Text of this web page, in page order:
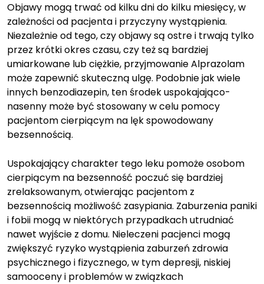
Objawy mogą trwać od kilku dni do kilku miesięcy, w
zależności od pacjenta i przyczyny wystąpienia.
Niezależnie od tego, czy objawy są ostre i trwają tylko
przez krótki okres czasu, czy też są bardziej
umiarkowane lub ciężkie, przyjmowanie Alprazolam
może zapewnić skuteczną ulgę. Podobnie jak wiele
innych benzodiazepin, ten środek uspokajająco-
nasenny może być stosowany w celu pomocy
pacjentom cierpiącym na lęk spowodowany
bezsennością.
Uspokajający charakter tego leku pomoże osobom
cierpiącym na bezsenność poczuć się bardziej
zrelaksowanym, otwierając pacjentom z
bezsennością możliwość zasypiania. Zaburzenia paniki
i fobii mogą w niektórych przypadkach utrudniać
nawet wyjście z domu. Nieleczeni pacjenci mogą
zwiększyć ryzyko wystąpienia zaburzeń zdrowia
psychicznego i fizycznego, w tym depresji, niskiej
samooceny i problemów w związkach